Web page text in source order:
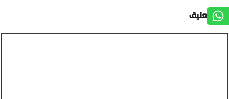
تعليق